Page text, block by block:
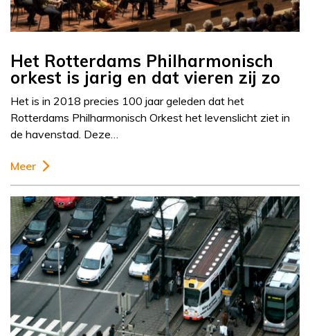
Het Rotterdams Philharmonisch
orkest is jarig en dat vieren zij zo
Het is in 2018 precies 100 jaar geleden dat het
Rotterdams Philharmonisch Orkest het levenslicht ziet in
de havenstad. Deze…
Meer